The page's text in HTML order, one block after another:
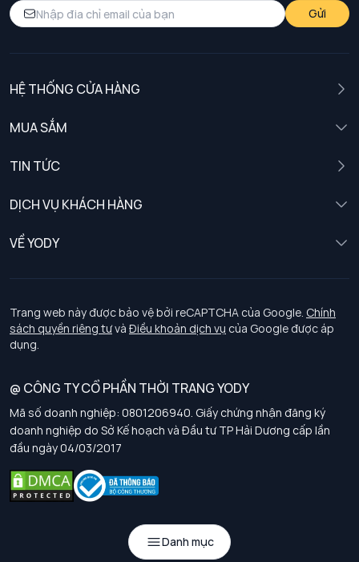
Danh mục
Gửi
HỆ THỐNG CỬA HÀNG
MUA SẮM
TIN TỨC
DỊCH VỤ KHÁCH HÀNG
Chính sách khách hàng thân thiết
Chính sách bảo vệ dữ liệu cá nhân
Chính sách thanh toán, giao nhận
Chính sách chất lượng và an toàn sức khoẻ nghề nghiệp
Chính sách đơn đồng phục
Hướng dẫn chọn kích thước
VỀ YODY
Tuyển dụng
Trang web này được bảo vệ bởi reCAPTCHA của Google. Chính
sách quyền riêng tưvà Điều khoản dịch vụ của Google được áp
dụng.
@ CÔNG TY CỔ PHẦN THỜI TRANG YODY
Mã số doanh nghiệp: 0801206940. Giấy chứng nhận đăng ký
doanh nghiệp do Sở Kế hoạch và Đầu tư TP Hải Dương cấp lần
đầu ngày 04/03/2017